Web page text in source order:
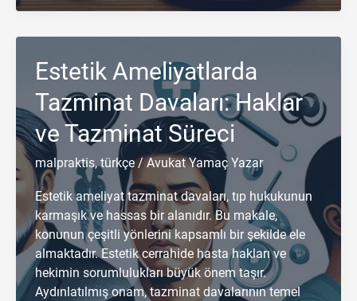
Avukatı:
Savunucusu
Estetik Ameliyatlarda
Tazminat Davaları: Haklar
ve Tazminat Süreci
malpraktis,türkçe/Avukat Yamaç Yazar
Estetik ameliyat tazminat davaları, tıp hukukunun
karmaşık ve hassas bir alanıdır. Bu makale,
konunun çeşitli yönlerini kapsamlı bir şekilde ele
almaktadır. Estetik cerrahide hasta hakları ve
hekimin sorumlulukları büyük önem taşır.
Aydınlatılmış onam, tazminat davalarının temel